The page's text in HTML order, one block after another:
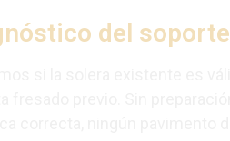
del soporte